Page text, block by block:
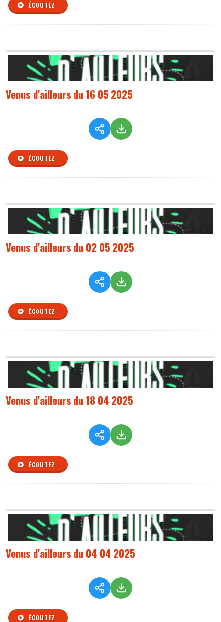
ÉCOUTEZ
Venus d'ailleurs du 16 05 2025
ÉCOUTEZ
Venus d'ailleurs du 02 05 2025
ÉCOUTEZ
Venus d'ailleurs du 18 04 2025
ÉCOUTEZ
Venus d'ailleurs du 04 04 2025
ÉCOUTEZ